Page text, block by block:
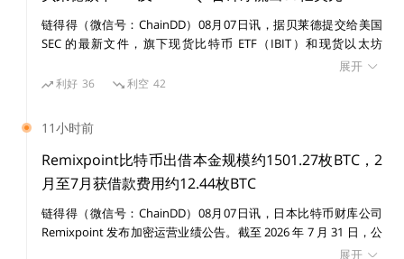
Uniswap发行治理代币UNI是意料之中的事情，肯
住。
代币是区块链世界里进行价值捕获、价值锁定的工
链得得（微信号：ChainDD）08月07日讯，据贝莱德提交给美国
SEC 的最新文件，旗下现货比特币 ETF（IBIT）和现货以太坊
ETF（ETHA）2026 年第二季度合计录得约 35 亿美元资本份额净流
出，而上年同期为 139 亿美元净流入，同比出现约 174 亿美元反
亿美元。此外，IBIT 第二季度共有 106,148 枚 BTC、ETHA 共有
770,839 枚 ETH 被用于 ETF 份额赎回。
展开
利好 36 利空 42
11小时前
Remixpoint比特币出借本金规模约1501.27枚BTC，2
月至7月获借款费用约12.44枚BTC
链得得（微信号：ChainDD）08月07日讯，日本比特币财库公司
Remixpoint 发布加密运营业绩公告。截至 2026 年 7 月 31 日，公
司比特币出借本金规模约 1501.27 枚 BTC，2 月至 7 月期间累计获
展开